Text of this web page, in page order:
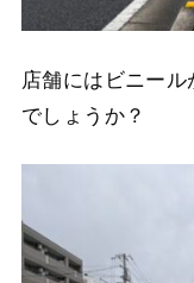
店舗にはビニー
でしょうか？